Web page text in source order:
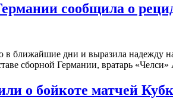
сообщила о
в ближайшие дни и выразила надежду
сборной Германии, вратарь
о бойкоте матчей